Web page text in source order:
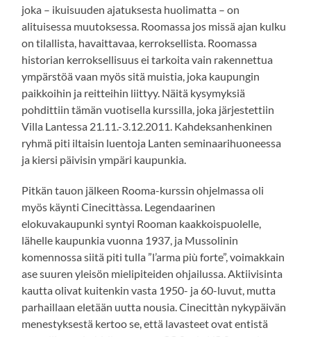
joka – ikuisuuden ajatuksesta huolimatta – on
alituisessa muutoksessa. Roomassa jos missä ajan kulku
on tilallista, havaittavaa, kerroksellista. Roomassa
historian kerroksellisuus ei tarkoita vain rakennettua
ympärstöä vaan myös sitä muistia, joka kaupungin
paikkoihin ja reitteihin liittyy. Näitä kysymyksiä
pohdittiin tämän vuotisella kurssilla, joka järjestettiin
Villa Lantessa 21.11.-3.12.2011. Kahdeksanhenkinen
ryhmä piti iltaisin luentoja Lanten seminaarihuoneessa
ja kiersi päivisin ympäri kaupunkia.
Pitkän tauon jälkeen Rooma-kurssin ohjelmassa oli
myös käynti Cinecittàssa. Legendaarinen
elokuvakaupunki syntyi Rooman kaakkoispuolelle,
lähelle kaupunkia vuonna 1937, ja Mussolinin
komennossa siitä piti tulla ”l’arma più forte”, voimakkain
ase suuren yleisön mielipiteiden ohjailussa. Aktiivisinta
kautta olivat kuitenkin vasta 1950- ja 60-luvut, mutta
parhaillaan eletään uutta nousia. Cinecittàn nykypäivän
menestyksestä kertoo se, että lavasteet ovat entistä